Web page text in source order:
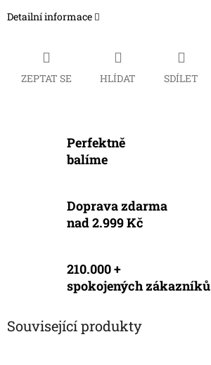
Detailní informace
ZEPTAT SE HLÍDAT SDÍLET
Perfektně
balíme
Doprava zdarma
nad 2.999 Kč
210.000 +
spokojených zákazníků
Související produkty